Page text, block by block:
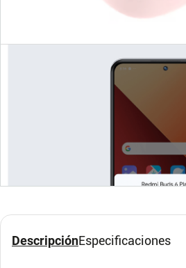
DescripciónEspecificaciones
G-TIDE